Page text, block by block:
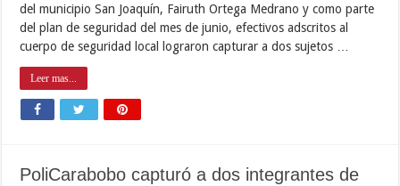
del municipio San Joaquín, Fairuth Ortega Medrano y como parte
del plan de seguridad del mes de junio, efectivos adscritos al
cuerpo de seguridad local lograron capturar a dos sujetos …
Leer mas...
PoliCarabobo capturó a dos integrantes de